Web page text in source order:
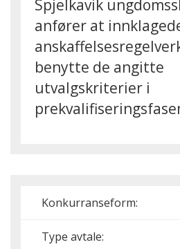
Spjelkavik
anfører at
benytte de angitte
utvalgskriterier i
Konkurranseform:
Type avtale: